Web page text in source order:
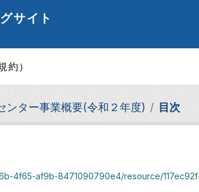
サイト
約）
ンター事業概要(令和２年度) 目次
8471090790e4/resource/117ec92f-809c-